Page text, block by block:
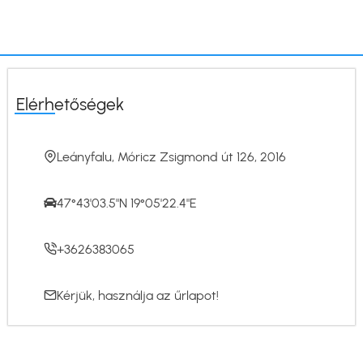
Elérhetőségek
Leányfalu, Móricz Zsigmond út 126, 2016
47°43'03.5"N 19°05'22.4"E
+3626383065
Kérjük, használja az űrlapot!